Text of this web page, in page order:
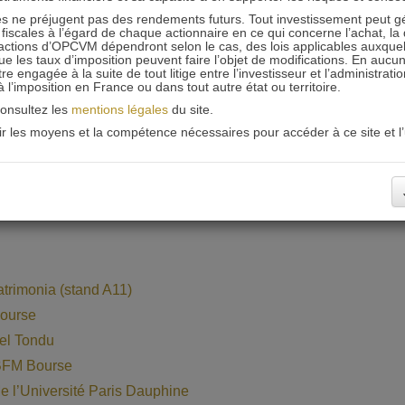
de nos fonds
(stand A11)
Tondu
Bourse
l’Université Paris Dauphine
ne préjugent pas des rendements futurs. Tout investissement peut
à l’égard de chaque actionnaire en ce qui concerne l’achat,
d’OPCVM dépendront selon le cas, des lois applicables
les taux d’imposition peuvent faire l’objet de modifications. En
engagée à la suite de tout litige entre l’investisseur et
l’imposition en France ou dans tout autre état ou territoire.
les mentions légalesdu site.
les moyens et la compétence nécessaires pour accéder à ce site et